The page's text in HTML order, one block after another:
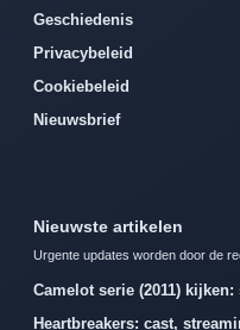
Geschiedenis
Privacybeleid
Cookiebeleid
Nieuwsbrief
Nieuwste artikelen
Urgente updates worden door de
Camelot serie (2011)
Heartbreakers: cast,